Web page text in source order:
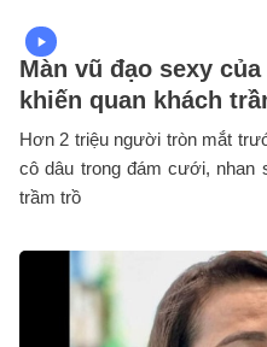
Màn vũ đạo sexy
khiến quan khách
Hơn 2 triệu người tròn mắt
cô dâu trong đám cưới, nhan
trầm trồ